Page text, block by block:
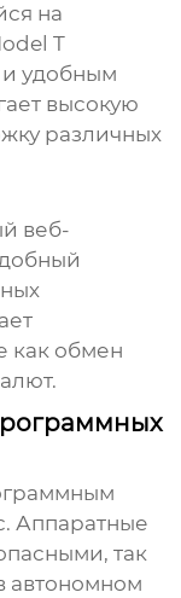
на
T
и удобным
высокую
различных
веб-
как обмен
Аппаратные
так
автономном